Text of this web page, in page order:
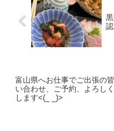
富山県へお仕事でご出張の
い合わせ、ご予約、よろし
します<(_ _)>